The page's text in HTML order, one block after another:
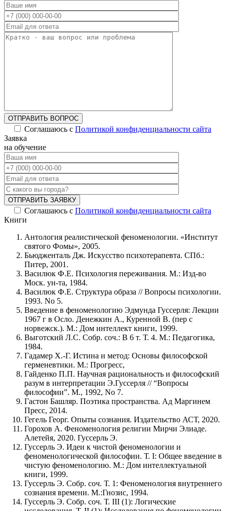
ОТПРАВИТЬ ВОПРОС
Соглашаюсь с Политикой конфиденциальности сайта
Alternative:
Заявка
на обучение
ОТПРАВИТЬ ЗАЯВКУ
Соглашаюсь с Политикой конфиденциальности сайта
Alternative:
Книги
Антология реалистической феноменологии. «Институт
святого Фомы», 2005.
Бьюдженталь Дж. Искусство психотерапевта. СПб.:
Питер, 2001.
Василюк Ф.Е. Психология переживания. М.: Изд-во
Моск. ун-та, 1984.
Василюк Ф.Е. Структура образа // Вопросы психологии.
1993. No 5.
Введение в феноменологию Эдмунда Гуссерля: Лекции
1967 г в Осло. Денежкин А., Куренной В. (пер с
норвежск.). М.: Дом интеллект книги, 1999.
Выготский Л.С. Собр. соч.: В 6 т. Т. 4. М.: Педагогика,
1984.
Гадамер Х.-Г. Истина и метод: Основы философской
герменевтики. М.: Прогресс,
Гайденко П.П. Научная рациональность и философский
разум в интерпретации Э.Гуссерля // “Вопросы
философии”. М., 1992, No 7.
Гастон Башляр. Поэтика пространства. Ад Маргинем
Пресс, 2014.
Гегель Георг. Опыты сознания. Издательство АСТ, 2020.
Горохов А. Феноменология религии Мирчи Элиаде.
Алетейя, 2020. Гуссерль Э.
Гуссерль Э. Идеи к чистой феноменологии и
феноменологической философии. Т. I: Общее введение в
чистую феноменологию. М.: Дом интеллектуальной
книги, 1999.
Гуссерль Э. Собр. соч. Т. 1: Феноменология внутреннего
сознания времени. М.:Гнозис, 1994.
Гуссерль Э. Собр. соч. Т. III (1): Логические